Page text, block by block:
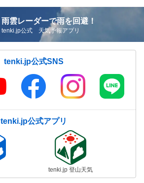
雨雲レーダーで雨を回避！
tenki.jp公式 天気予報アプリ
tenki.jp公式SNS
tenki.jp公式アプリ
tenki.jp 登山天気